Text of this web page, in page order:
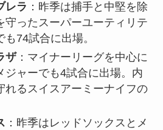
レラ ：昨季は捕手と中堅を除
守ったスーパーユーティリテ
74試合に出場。
ザ：マイナーリーグを中心に
ジャーでも4試合に出場。内
れるスイスアーミーナイフの
：昨季はレッドソックスとメ